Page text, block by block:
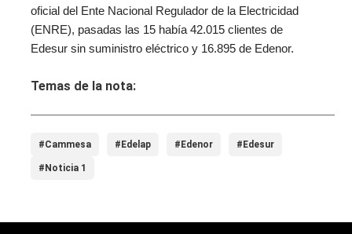
oficial del Ente Nacional Regulador de la Electricidad
(ENRE), pasadas las 15 había 42.015 clientes de
Edesur sin suministro eléctrico y 16.895 de Edenor.
Temas de la nota:
#Cammesa #Edelap #Edenor #Edesur
#Noticia 1